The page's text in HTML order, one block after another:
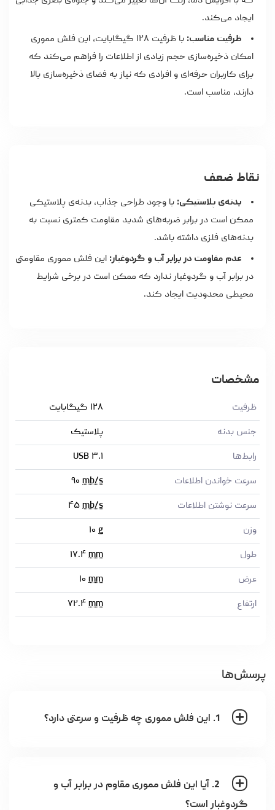
ایجاد می‌کند.
ظرفیت مناسب:
با ظرفیت ۱۲۸ گیگابایت، این فلش مموری
امکان ذخیره‌سازی حجم زیادی از اطلاعات را فراهم می‌کند که
برای کاربران حرفه‌ای و افرادی که نیاز به فضای ذخیره‌سازی بالا
دارند، مناسب است.
نقاط ضعف
بدنه‌ی پلاستیکی: با وجود طراحی جذاب، بدنه‌ی پلاستیکی
ممکن است در برابر ضربه‌های شدید مقاومت کمتری نسبت به
بدنه‌های فلزی داشته باشد.
عدم مقاومت در برابر آب و گردوغبار: این فلش مموری مقاومتی
در برابر آب و گردوغبار ندارد که ممکن است در برخی شرایط
محیطی محدودیت ایجاد کند.
مشخصات
ظرفیت
۱۲۸ گیگابایت
جنس بدنه
پلاستیک
رابط‌ها
USB ۳.۱
سرعت خواندن اطلاعات
۹۰ mb/s
سرعت نوشتن اطلاعات
۴۵ mb/s
وزن
۱۰ g
طول
۱۷.۴ mm
عرض
۱۰ mm
ارتفاع
۷۲.۴ mm
پرسش‌ها
1. این فلش مموری چه ظرفیت و سرعتی دارد؟
2. آیا این فلش مموری مقاوم در برابر آب و
گردوغبار است؟